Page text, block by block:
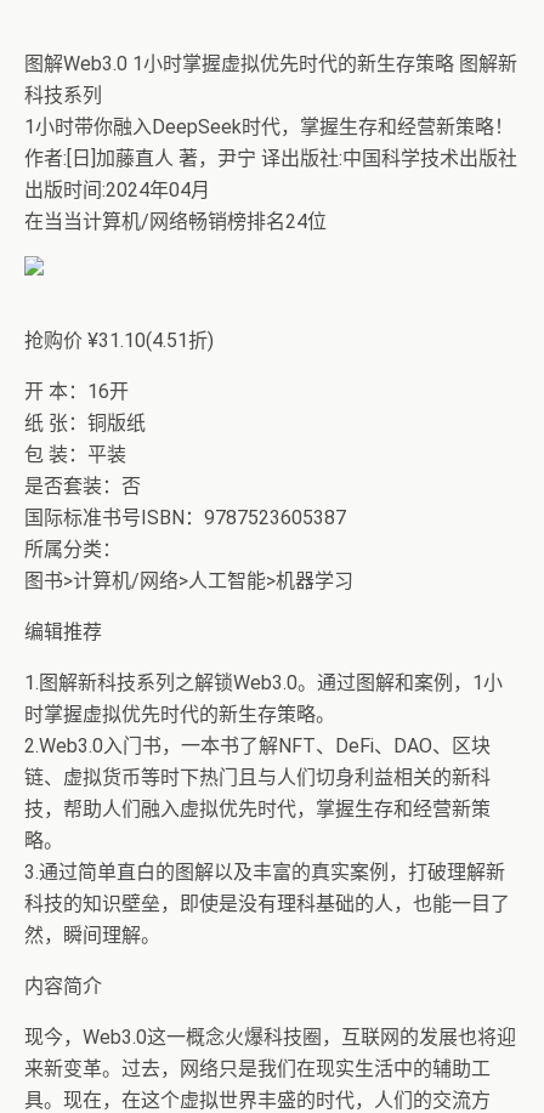
图解Web3.0 1小时掌握虚拟优先时代的新生存策略 图解新
科技系列
1小时带你融入DeepSeek时代，掌握生存和经营新策略！
作者:[日]加藤直人 著，尹宁 译出版社:中国科学技术出版社
出版时间:2024年04月
在当当计算机/网络畅销榜排名24位
抢购价 ¥31.10(4.51折)
开 本：16开
纸 张：铜版纸
包 装：平装
是否套装：否
国际标准书号ISBN：9787523605387
所属分类：
图书>计算机/网络>人工智能>机器学习
编辑推荐
1.图解新科技系列之解锁Web3.0。通过图解和案例，1小
时掌握虚拟优先时代的新生存策略。
2.Web3.0入门书，一本书了解NFT、DeFi、DAO、区块
链、虚拟货币等时下热门且与人们切身利益相关的新科
技，帮助人们融入虚拟优先时代，掌握生存和经营新策
略。
3.通过简单直白的图解以及丰富的真实案例，打破理解新
科技的知识壁垒，即使是没有理科基础的人，也能一目了
然，瞬间理解。
内容简介
现今，Web3.0这一概念火爆科技圈，互联网的发展也将迎
来新变革。过去，网络只是我们在现实生活中的辅助工
具。现在，在这个虚拟世界丰盛的时代，人们的交流方